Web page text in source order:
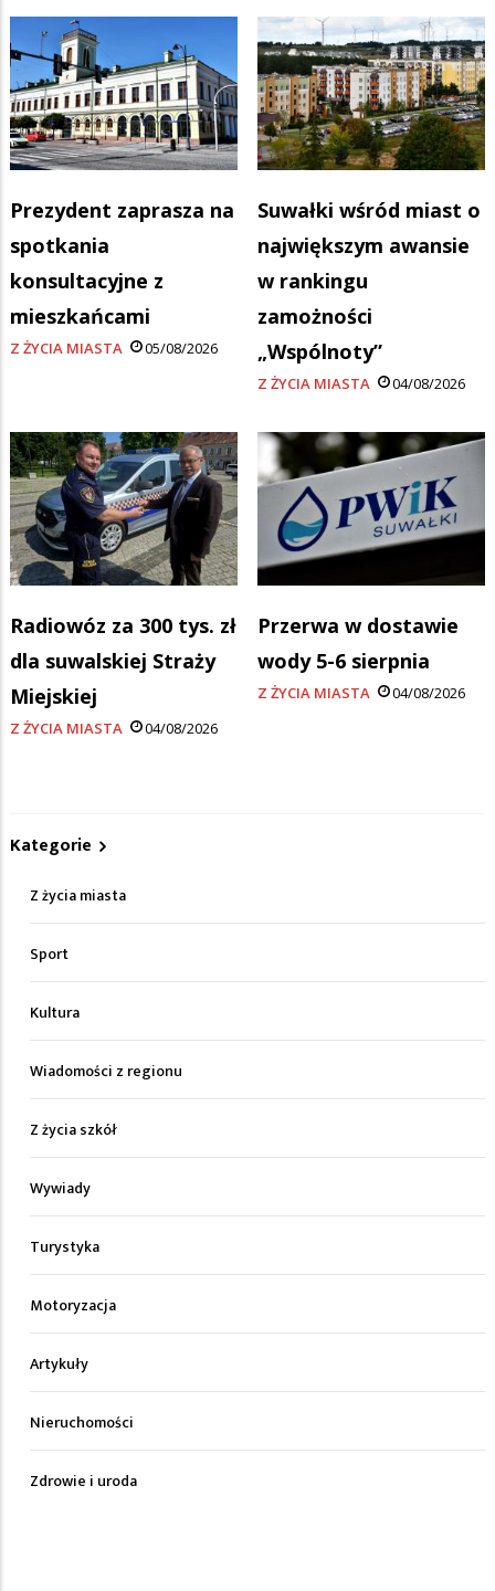
Prezydent zaprasza na
spotkania
konsultacyjne z
mieszkańcami
Z ŻYCIA MIASTA 05/08/2026
Suwałki wśród miast o
największym awansie
w rankingu
zamożności
„Wspólnoty”
Z ŻYCIA MIASTA 04/08/2026
Radiowóz za 300 tys. zł
dla suwalskiej Straży
Miejskiej
Z ŻYCIA MIASTA 04/08/2026
Przerwa w dostawie
wody 5-6 sierpnia
Z ŻYCIA MIASTA 04/08/2026
Kategorie
Z życia miasta
Sport
Kultura
Wiadomości z regionu
Z życia szkół
Wywiady
Turystyka
Motoryzacja
Artykuły
Nieruchomości
Zdrowie i uroda